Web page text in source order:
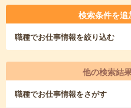
検索条件を
職種でお仕事情報を絞り込む
他の検索結
職種でお仕事情報をさがす